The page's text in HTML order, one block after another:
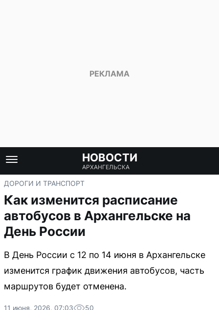
НОВОСТИ
АРХАНГЕЛЬСКА
ДОРОГИ И ТРАНСПОРТ
Как изменится расписание
автобусов в Архангельске на
День России
В День России с 12 по 14 июня в Архангельске
изменится график движения автобусов, часть
маршрутов будет отменена.
11 июня, 2026, 07:03 50